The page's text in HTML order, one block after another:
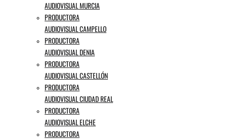
AUDIOVISUAL MURCIA
PRODUCTORA
AUDIOVISUAL CAMPELLO
PRODUCTORA
AUDIOVISUAL DENIA
PRODUCTORA
AUDIOVISUAL CASTELLÓN
PRODUCTORA
AUDIOVISUAL CIUDAD REAL
PRODUCTORA
AUDIOVISUAL ELCHE
PRODUCTORA